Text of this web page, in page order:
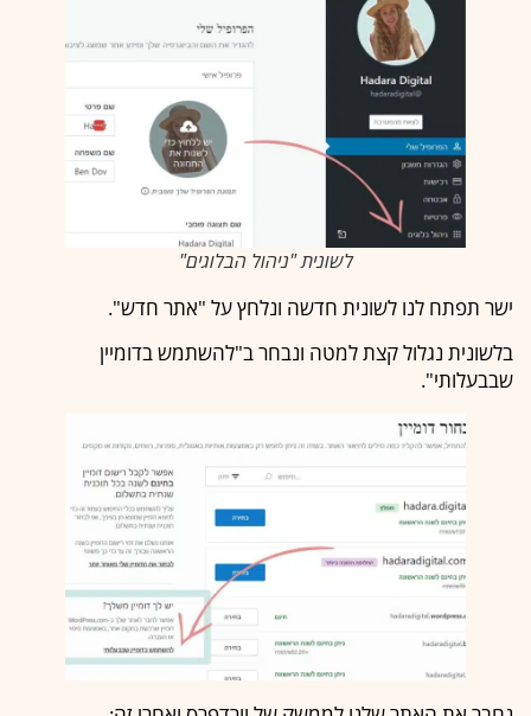
לשונית "ניהול הבלוגים"
ישר תפתח לנו לשונית חדשה ונלחץ על "אתר חדש".
בלשונית נגלול קצת למטה ונבחר ב"להשתמש בדומיין
שבבעלותי".